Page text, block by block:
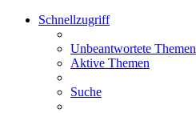
Schnellzugriff
Unbeantwortete Themen
Aktive Themen
Suche